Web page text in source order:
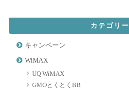
カテゴリー
キャンペーン
WiMAX
UQ WiMAX
GMOとくとくBB